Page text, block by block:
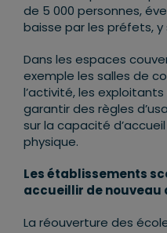
de 5 000 personnes,
baisse par les préfets, y
Dans les espaces
exemple les salles de
l’activité, les
garantir des règles
sur la capacité
physique.
Les établissements
accueillir de nouveau
La réouverture des